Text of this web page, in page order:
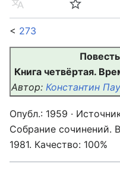
Язык Следить
< 273
Книга четвёртая.
Автор: Константин
Опубл.: 1959 ·
Собрание сочинений.
1981. Качество: 100%